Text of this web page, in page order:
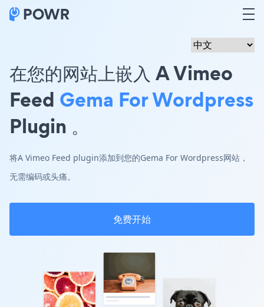
在您的网站上嵌入 A Vimeo
Feed Gema For Wordpress
Plugin 。
将A Vimeo Feed plugin添加到您的Gema For Wordpress网站，
无需编码或头痛。
免费开始